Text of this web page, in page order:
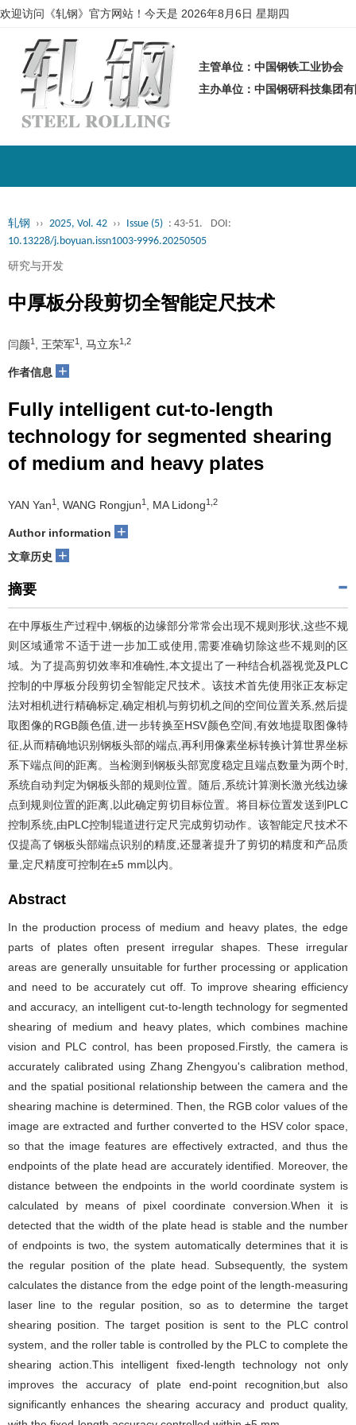
欢迎访问《轧钢》官方网站！今天是 2026年8月6日 星期四
主管单位：中国钢铁工业协会
主办单位：中国钢研科技集
轧钢 ›› 2025, Vol. 42 ›› Issue (5) : 43-51.
DOI:
10.13228/j.boyuan.issn1003-9996.20250505
研究与开发
中厚板分段剪切全智能定尺技术
闫颜1 , 王荣军1 , 马立东1,2
作者信息 +
Fully intelligent cut-to-length
technology for segmented shearing
of medium and heavy plates
YAN Yan1 , WANG Rongjun1 , MA Lidong1,2
Author information +
文章历史 +
摘要
在中厚板生产过程中,钢板的边缘部分常常会出现不规则形状,这些不规
则区域通常不适于进一步加工或使用,需要准确切除这些不规则的区
域。为了提高剪切效率和准确性,本文提出了一种结合机器视觉及PLC
控制的中厚板分段剪切全智能定尺技术。该技术首先使用张正友标定
法对相机进行精确标定,确定相机与剪切机之间的空间位置关系,然后提
取图像的RGB颜色值,进一步转换至HSV颜色空间,有效地提取图像特
征,从而精确地识别钢板头部的端点,再利用像素坐标转换计算世界坐标
系下端点间的距离。当检测到钢板头部宽度稳定且端点数量为两个时,
系统自动判定为钢板头部的规则位置。随后,系统计算测长激光线边缘
点到规则位置的距离,以此确定剪切目标位置。将目标位置发送到PLC
控制系统,由PLC控制辊道进行定尺完成剪切动作。该智能定尺技术不
仅提高了钢板头部端点识别的精度,还显著提升了剪切的精度和产品质
量,定尺精度可控制在±5 mm以内。
Abstract
In the production process of medium and heavy plates, the edge
parts of plates often present irregular shapes. These irregular
areas are generally unsuitable for further processing or application
and need to be accurately cut off. To improve shearing efficiency
and accuracy, an intelligent cut-to-length technology for segmented
shearing of medium and heavy plates, which combines machine
vision and PLC control, has been proposed.Firstly, the camera is
accurately calibrated using Zhang Zhengyou's calibration method,
and the spatial positional relationship between the camera and the
shearing machine is determined. Then, the RGB color values of the
image are extracted and further converted to the HSV color space,
so that the image features are effectively extracted, and thus the
endpoints of the plate head are accurately identified. Moreover, the
distance between the endpoints in the world coordinate system is
calculated by means of pixel coordinate conversion.When it is
detected that the width of the plate head is stable and the number
of endpoints is two, the system automatically determines that it is
the regular position of the plate head. Subsequently, the system
calculates the distance from the edge point of the length-measuring
laser line to the regular position, so as to determine the target
shearing position. The target position is sent to the PLC control
system, and the roller table is controlled by the PLC to complete the
shearing action.This intelligent fixed-length technology not only
improves the accuracy of plate end-point recognition,but also
significantly enhances the shearing accuracy and product quality,